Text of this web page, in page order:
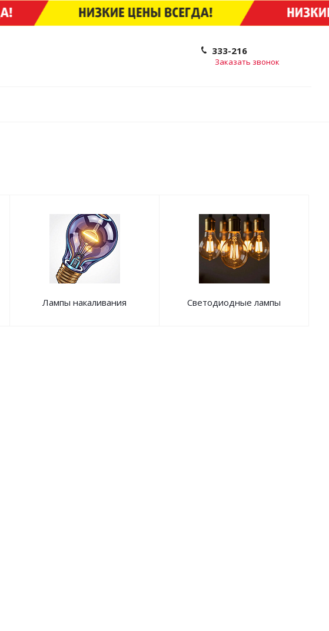
333-216
Заказать звонок
Лампы накаливания Светодиодные лампы